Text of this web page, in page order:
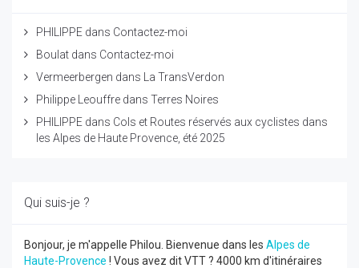
PHILIPPE dans Contactez-moi
Boulat dans Contactez-moi
Vermeerbergen dans
La TransVerdon
Philippe Leouffre dans Terres Noires
PHILIPPE dans Cols et Routes réservés aux cyclistes dans
les Alpes de Haute Provence, été 2025
Qui suis-je ?
Bonjour, je m'appelle Philou. Bienvenue dans les Alpes de
Haute-Provence ! Vous avez dit VTT ? 4000 km d'itinéraires